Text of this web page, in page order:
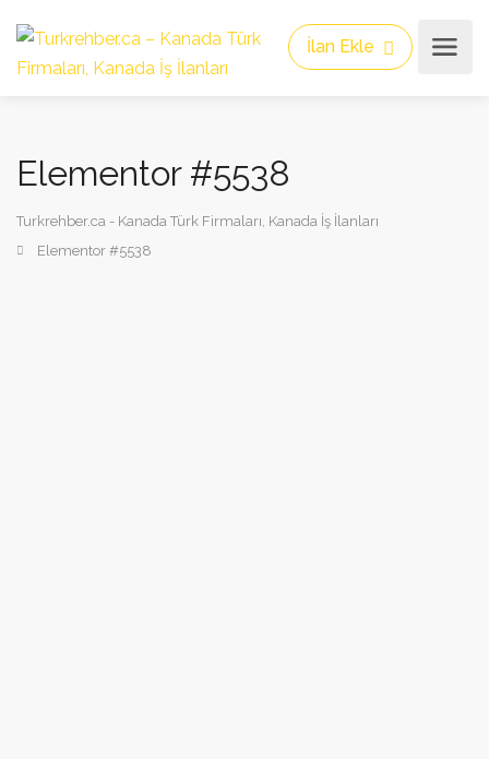
İlan Ekle
Elementor #5538
Turkrehber.ca - Kanada Türk Firmaları, Kanada İş İlanları
Elementor #5538